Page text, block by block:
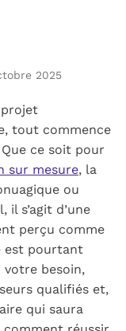
2025
tout commence
ce soit pour
sur mesure, la
ou
s’agit d’une
perçu comme
est pourtant
besoin,
qualifiés et,
qui saura